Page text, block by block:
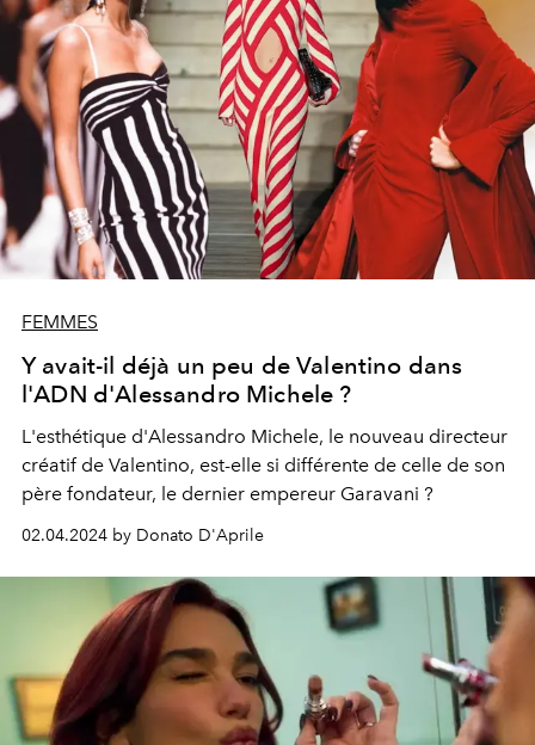
FEMMES
Y avait-il déjà un peu de Valentino dans
l'ADN d'Alessandro Michele ?
L'esthétique d'Alessandro Michele, le nouveau directeur
créatif de Valentino, est-elle si différente de celle de son
père fondateur, le dernier empereur Garavani ?
02.04.2024 by Donato D'Aprile